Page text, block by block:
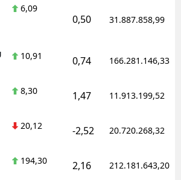
6,09
0,50 31.887.858,99
10,91 0,74 166.281.146,33
8,30 1,47 11.913.199,52
20,12 -2,52 20.720.268,32
194,30 2,16 212.181.643,20